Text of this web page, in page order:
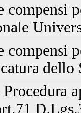
compensi
compensi
dello